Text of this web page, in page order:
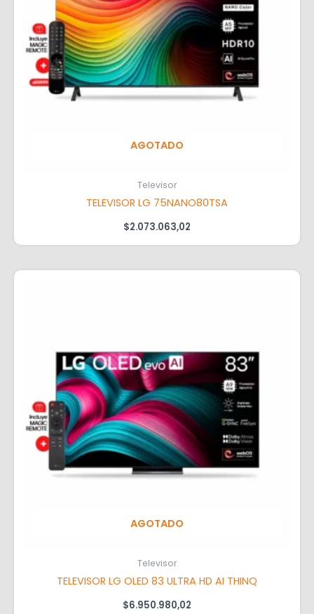
AGOTADO
Televisor
TELEVISOR LG 75NANO80TSA
$2.073.063,02
AGOTADO
Televisor
TELEVISOR LG OLED 83 ULTRA HD AI THINQ
$6.950.980,02